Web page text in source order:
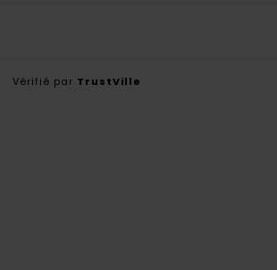
Vérifié par TrustVille